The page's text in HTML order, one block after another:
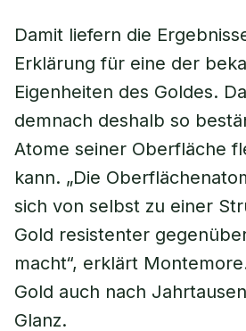
Damit liefern die
Erklärung für eine der
Eigenheiten des Goldes.
demnach deshalb so
Atome seiner Oberfläche
kann. „Die
sich von selbst zu einer
Gold resistenter
macht“, erklärt
Gold auch nach
Glanz.